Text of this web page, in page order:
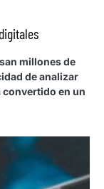
millones de
de analizar
en un